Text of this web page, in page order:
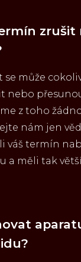
zrušit
se může
nebo
z toho
nám jen
váš termín
a měli tak